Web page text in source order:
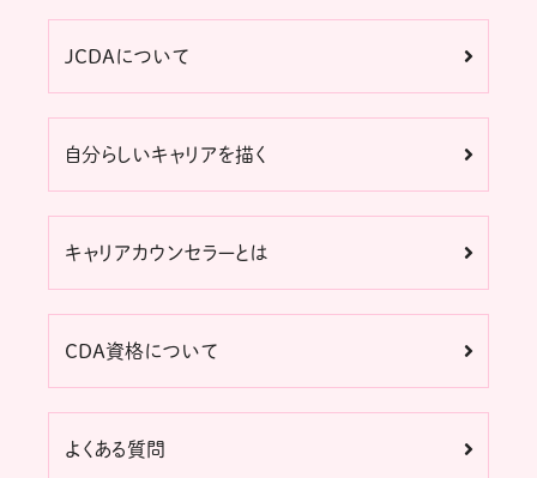
JCDAについて
自分らしいキャリアを描く
キャリアカウンセラーとは
CDA資格について
よくある質問